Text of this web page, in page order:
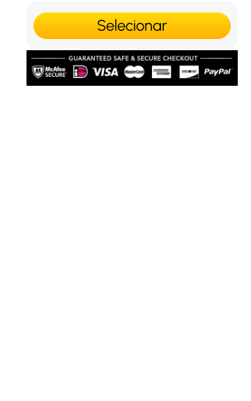
Selecionar